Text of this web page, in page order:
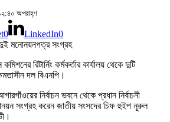
অপরাহ্ণ
0 LinkedIn0
কমিশনের রিটার্নিং কর্মকর্তার কার্যালয় থেকে দুটি
দল বিএনপি।
নির্বাচন ভবনে থেকে প্রধান নির্বাচনী
সংগ্রহ করেন জাতীয় সংসদের চিফ হুইপ নূরুল